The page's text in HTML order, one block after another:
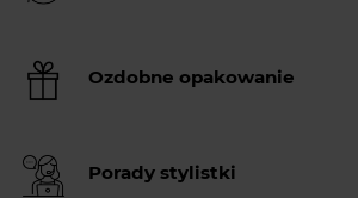
Ozdobne opakowanie
Porady stylistki